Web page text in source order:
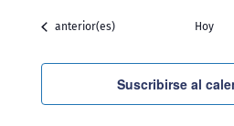
Eventos
anterior(es) Hoy
Suscribirse al